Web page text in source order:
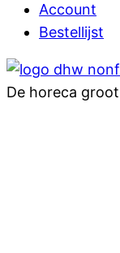
Account
Bestellijst
De horeca